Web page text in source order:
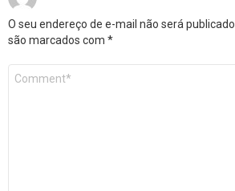
O seu endereço de e-mail não será publicado.
são marcados com *
Comentário